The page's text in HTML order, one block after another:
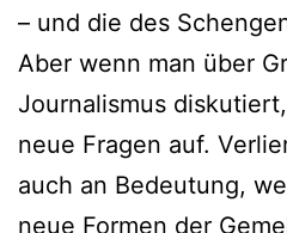
– und die des
Aber wenn man über
Journalismus
neue Fragen auf.
auch an Bedeutung,
neue Formen der